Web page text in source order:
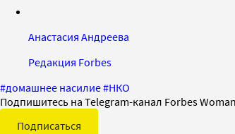
Анастасия Андреева
Редакция Forbes
#домашнее насилие#НКО
Подпишитесь на Telegram-канал Forbes Woman
Подписаться